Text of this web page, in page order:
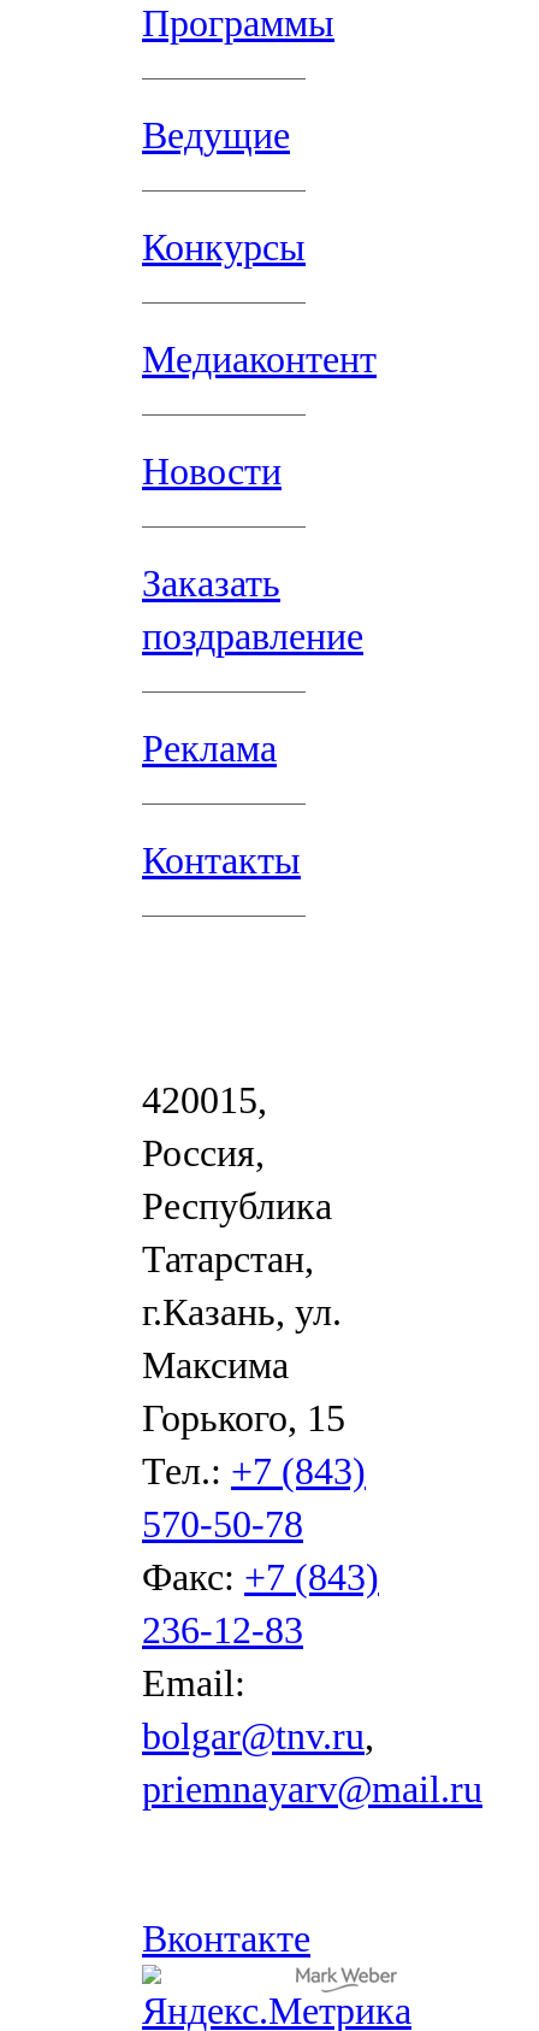
Программы
Ведущие
Конкурсы
Медиаконтент
Новости
Заказать
поздравление
Реклама
Контакты
420015,
Россия,
Республика
Татарстан,
г.Казань, ул.
Максима
Горького, 15
Тел.: +7 (843)
570-50-78
Факс: +7 (843)
236-12-83
Email:
bolgar@tnv.ru,
priemnayarv@mail.ru
Вконтакте